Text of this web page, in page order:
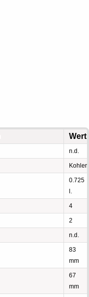
Wert
n.d.
Kohler
0.725
l.
4
2
n.d.
83
mm
67
mm